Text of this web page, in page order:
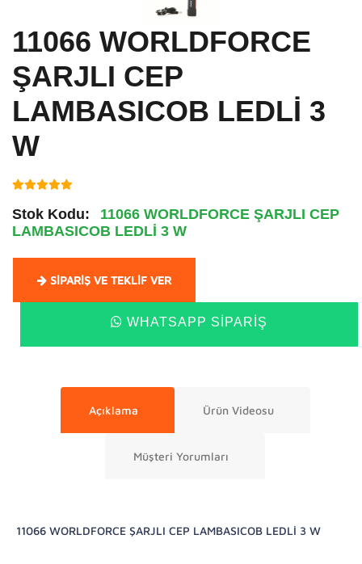
11066 WORLDFORCE
ŞARJLI CEP
LAMBASICOB LEDLİ 3
W
Stok Kodu:
11066 WORLDFORCE ŞARJLI CEP
LAMBASICOB LEDLİ 3 W
SIPARIŞ VE TEKLIF VER
WHATSAPP SIPARIŞ
Açıklama Ürün Videosu
Müşteri Yorumları
11066 WORLDFORCE ŞARJLI CEP LAMBASICOB LEDLİ 3 W